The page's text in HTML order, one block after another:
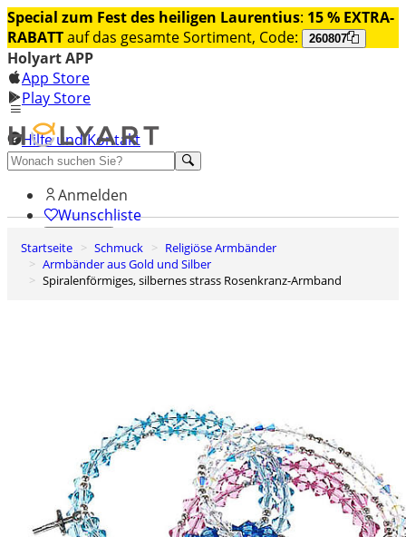
Special zum Fest des heiligen Laurentius: 15 % EXTRA-
RABATTauf das gesamte Sortiment, Code: 260807
Holyart APP
App Store
Play Store
Hilfe und Kontakt
Entdecken Sie Premium
Anmelden
Wunschliste
0
Warenkorb
Startseite Schmuck
Religiöse Armbänder
Armbänder aus Gold und Silber
Spiralenförmiges, silbernes strass Rosenkranz-Armband